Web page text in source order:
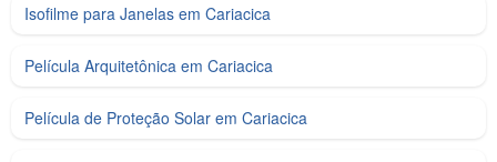
Isofilme para Janelas em Cariacica
Película Arquitetônica em Cariacica
Película de Proteção Solar em Cariacica